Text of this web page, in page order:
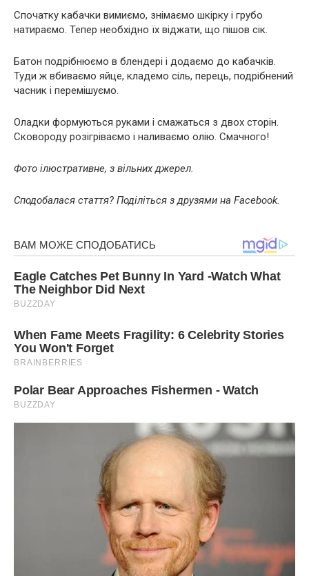
Спочатку кабачки вимиємо, знімаємо шкірку і грубо
натираємо. Тепер необхідно їх віджати, що пішов сік.
Батон подрібнюємо в блендері і додаємо до кабачків.
Туди ж вбиваємо яйце, кладемо сіль, перець, подрібнений
часник і перемішуємо.
Оладки формуються руками і смажаться з двох сторін.
Сковороду розігріваємо і наливаємо олію. Смачного!
Фото ілюстративне, з вільних джерел.
Сподобалася стаття? Поділіться з друзями на Facebook.